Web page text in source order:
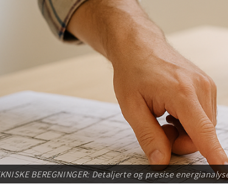
BEREGNINGER: Detaljerte og presise